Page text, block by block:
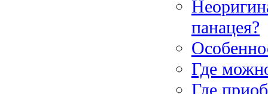
панацея?
Где
Где